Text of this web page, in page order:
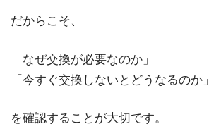
だからこそ、
「なぜ交換が必要なのか」
「今すぐ交換しないとどうなるのか」
を確認することが大切です。